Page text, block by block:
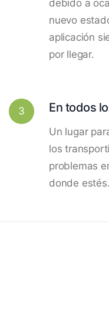
debido a
nuevo
aplicación
por llegar.
3 En todos
Un lugar
los
problemas
donde estés.